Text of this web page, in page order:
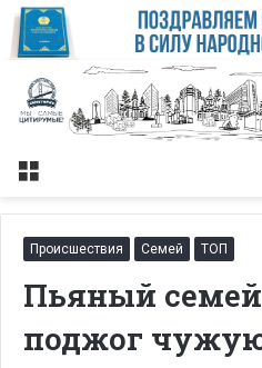
Меню
Происшествия Семей ТОП
Пьяный
поджог